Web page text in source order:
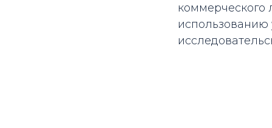
коммерческого
использованию